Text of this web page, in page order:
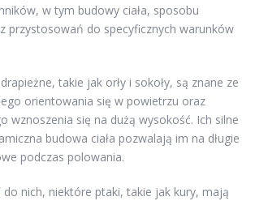
w tym budowy ciała, sposobu
przystosowań do specyficznych warunków
takie jak orły i sokoły, są znane ze
orientowania się w powietrzu oraz
wznoszenia się na dużą wysokość. Ich silne
budowa ciała pozwalają im na długie
podczas polowania.
nich, niektóre ptaki, takie jak kury, mają